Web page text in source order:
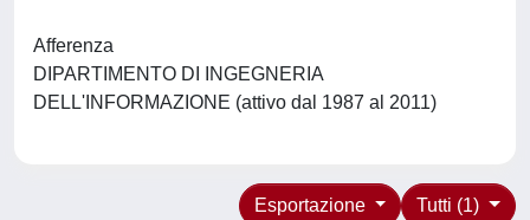
Afferenza
DIPARTIMENTO DI INGEGNERIA
DELL'INFORMAZIONE (attivo dal 1987 al 2011)
Tutti (1)
Esportazione